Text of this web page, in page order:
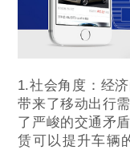
1.社会角度：经
带来了移动出行
了严峻的交通矛
赁可以提升车辆